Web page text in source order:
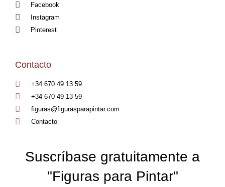
Facebook
Instagram
Pinterest
Contacto
+34 670 49 13 59
+34 670 49 13 59
figuras@figurasparapintar.com
Contacto
Suscríbase gratuitamente a
"Figuras para Pintar"